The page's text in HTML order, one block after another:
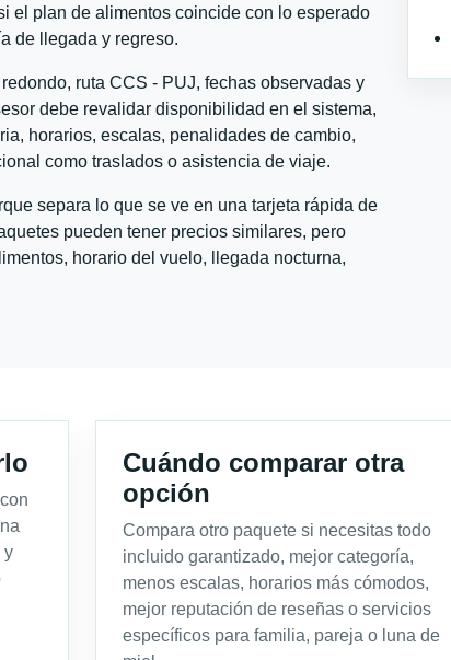
el plan de alimentos coincide con lo esperado
de llegada y regreso.
ruta CCS - PUJ, fechas observadas y
debe revalidar disponibilidad en el sistema,
horarios, escalas, penalidades de cambio,
como traslados o asistencia de viaje.
separa lo que se ve en una tarjeta rápida de
pueden tener precios similares, pero
horario del vuelo, llegada nocturna,
y
Cuándo comparar otra
opción
Compara otro paquete si necesitas todo
incluido garantizado, mejor categoría,
menos escalas, horarios más cómodos,
mejor reputación de reseñas o servicios
específicos para familia, pareja o luna de